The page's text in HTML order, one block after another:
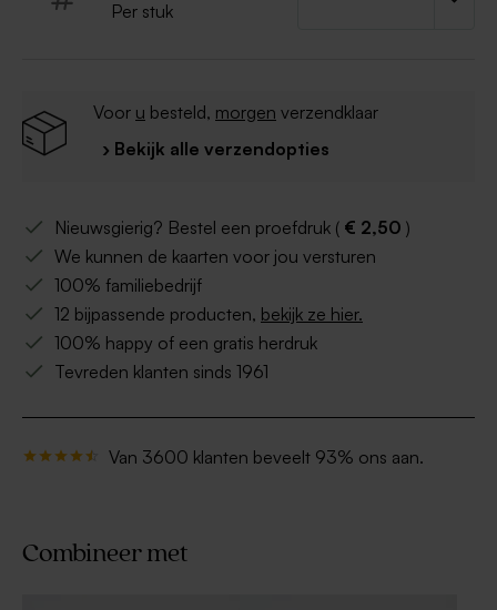
Per stuk
Voor u besteld, morgen verzendklaar
› Bekijk alle verzendopties
Nieuwsgierig? Bestel een proefdruk ( € 2,50 )
We kunnen de kaarten voor jou versturen
100% familiebedrijf
12 bijpassende producten, bekijk ze hier.
100% happy of een gratis herdruk
Tevreden klanten sinds 1961
Van 3600 klanten beveelt 93% ons aan.
Combineer met